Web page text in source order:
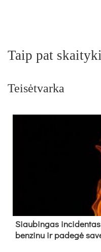
Taip pat
Teisėtvarka
Siau­bin­gas
ben­zi­nu ir pa­de­gė